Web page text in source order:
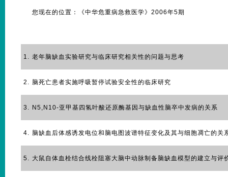
您现在的位置：《中华危重病急救医学》2006年5期
1. 老年脑缺血实验研究与临床研究相关性的问题与思考
2. 脑死亡患者实施呼吸暂停试验安全性的临床研究
3. N5,N10-亚甲基四氢叶酸还原酶基因与缺血性脑卒中发病的关系
4. 脑缺血后体感诱发电位和脑电图波谱特征变化及其与细胞凋亡的关
5. 大鼠自体血栓结合线栓阻塞大脑中动脉制备脑缺血模型的建立与评